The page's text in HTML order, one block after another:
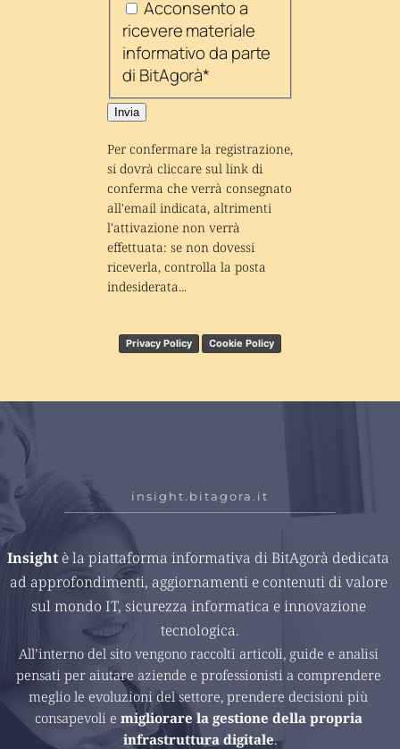
Acconsento a
ricevere materiale
informativo da parte
di BitAgorà*
Invia
Per confermare la registrazione,
si dovrà cliccare sul link di
conferma che verrà consegnato
all'email indicata, altrimenti
l'attivazione non verrà
effettuata: se non dovessi
riceverla, controlla la posta
indesiderata...
Privacy Policy Cookie Policy
insight.bitagora.it
Insight è la piattaforma informativa di BitAgorà dedicata
ad approfondimenti, aggiornamenti e contenuti di valore
sul mondo IT, sicurezza informatica e innovazione
tecnologica.
All’interno del sito vengono raccolti articoli, guide e analisi
pensati per aiutare aziende e professionisti a comprendere
meglio le evoluzioni del settore, prendere decisioni più
consapevoli e migliorare la gestione della propria
infrastruttura digitale.